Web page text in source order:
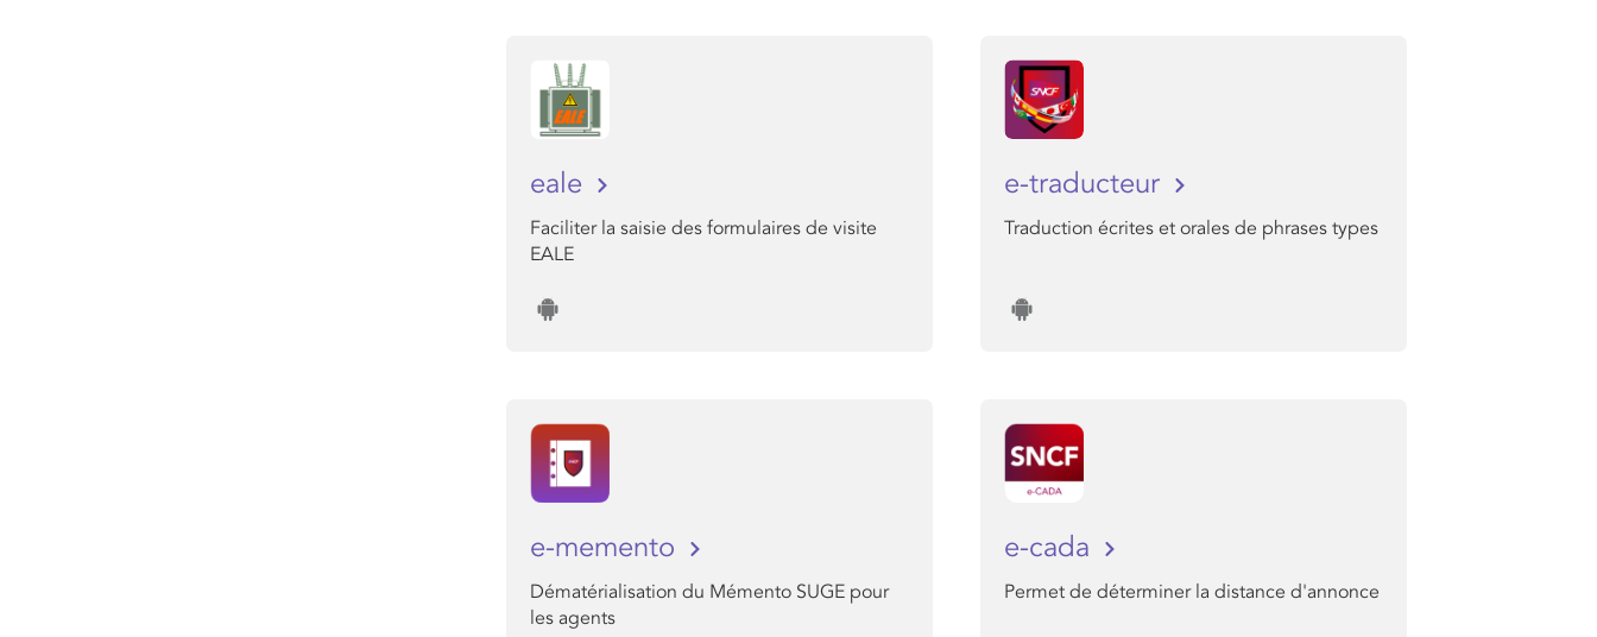
eale
Faciliter la saisie des formulaires de visite
EALE
e-traducteur
Traduction écrites et orales de phrases types
e-memento
Dématérialisation du Mémento SUGE pour
les agents
e-cada
Permet de déterminer la distance d'annonce